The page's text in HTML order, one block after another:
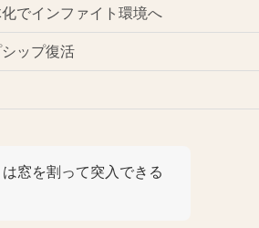
でインファイト環境へ
ップ復活
窓を割って突入できる